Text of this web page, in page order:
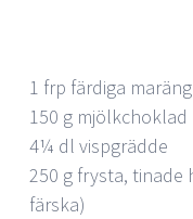
1 frp färdiga
150 g mjölkchoklad
4¼ dl vispgrädde
250 g frysta,
färska)